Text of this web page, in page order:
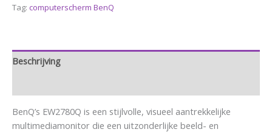
Tag: computerscherm BenQ
Beschrijving
BenQ’s EW2780Q is een stijlvolle, visueel aantrekkelijke
multimediamonitor die een uitzonderlijke beeld- en